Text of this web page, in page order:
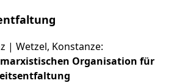
| Wetzel, Konstanze:
Organisation für